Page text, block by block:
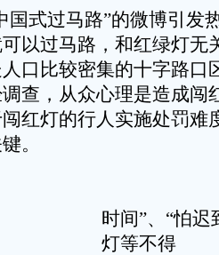
式过马路”的微博引发
以过马路，和红绿灯无
口比较密集的十字路口
查，从众心理是造成闯
红灯的行人实施处罚难
。
时间”、“怕迟
灯等不得